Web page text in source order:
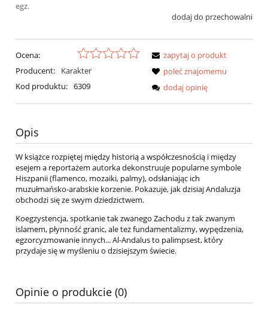
egz.
dodaj do przechowalni
Ocena:
Producent:
Karakter
Kod produktu: 6309
zapytaj o produkt
poleć znajomemu
dodaj opinię
Opis
W książce rozpiętej między historią a współczesnością i między
esejem a reportażem autorka dekonstruuje popularne symbole
Hiszpanii (flamenco, mozaiki, palmy), odsłaniając ich
muzułmańsko-arabskie korzenie. Pokazuje, jak dzisiaj Andaluzja
obchodzi się ze swym dziedzictwem.
Koegzystencja, spotkanie tak zwanego Zachodu z tak zwanym
islamem, płynność granic, ale też fundamentalizmy, wypędzenia,
egzorcyzmowanie innych... Al-Andalus to palimpsest, który
przydaje się w myśleniu o dzisiejszym świecie.
Opinie o produkcie (0)